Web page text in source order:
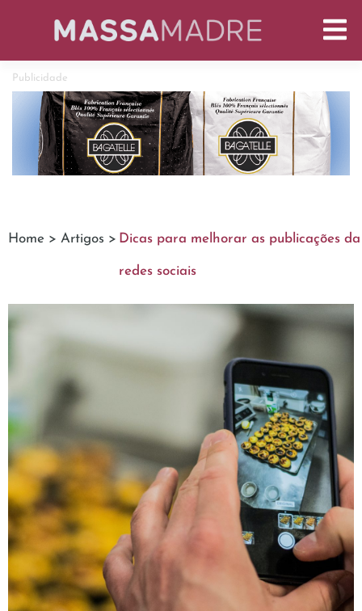
Publicidade
Home > Artigos > Dicas para melhorar as publicações
redes sociais